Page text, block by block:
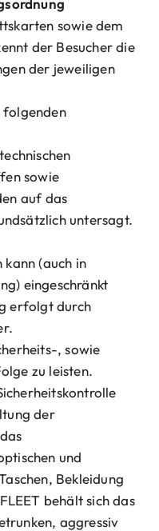
sowie dem
der Besucher die
der jeweiligen
folgenden
sowie
auf das
untersagt.
(auch in
eingeschränkt
erfolgt durch
, sowie
zu leisten.
der
und
Bekleidung
behält sich das
aggressiv